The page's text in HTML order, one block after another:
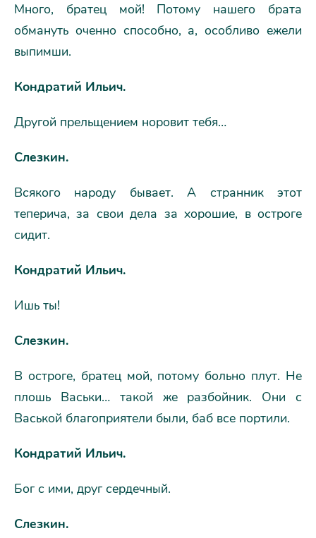
Много, братец мой! Потому нашего брата
обмануть оченно способно, а, особливо ежели
выпимши.
Кондратий Ильич.
Другой прельщением норовит тебя…
Слезкин.
Всякого народу бывает. А странник этот
теперича, за свои дела за хорошие, в остроге
сидит.
Кондратий Ильич.
Ишь ты!
Слезкин.
В остроге, братец мой, потому больно плут. Не
плошь Васьки… такой же разбойник. Они с
Васькой благоприятели были, баб все портили.
Кондратий Ильич.
Бог с ими, друг сердечный.
Слезкин.